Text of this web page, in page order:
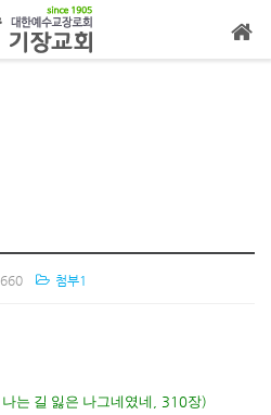
660 첨부1
나는 길 잃은 나그네였네 , 310장)